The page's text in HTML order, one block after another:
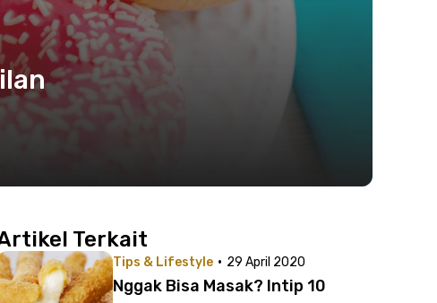
Terkait
Tips & Lifestyle · 29 April 2020
Nggak Bisa Masak? Intip 10